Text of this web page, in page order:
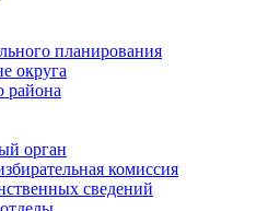
планирования
округа
района
орган
комиссия
сведений